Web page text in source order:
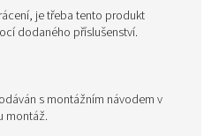
je třeba tento produkt
dodaného příslušenství.
s montážním návodem v
montáž.